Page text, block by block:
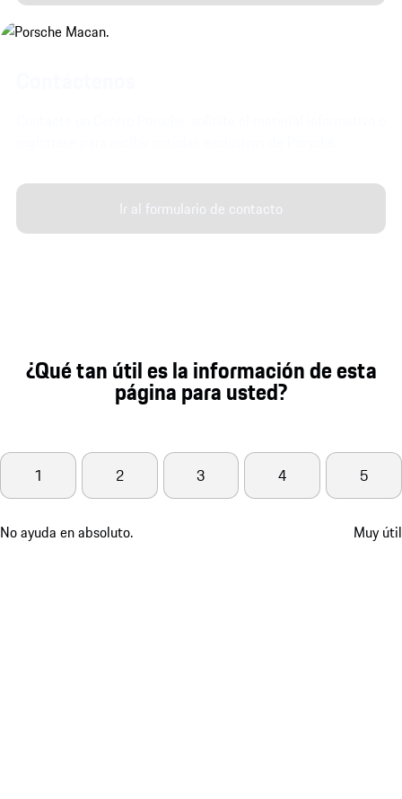
Ir al formulario de contacto
¿Qué tan útil es la información de esta
página para usted?
No ayuda en absoluto.
1 2 3 4 5
Muy útil